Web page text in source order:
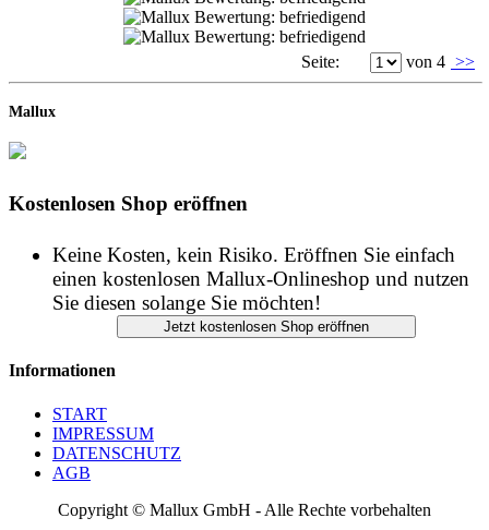
Seite: von 4 >>
Mallux
Kostenlosen Shop eröffnen
Keine Kosten, kein Risiko. Eröffnen Sie einfach
einen kostenlosen Mallux-Onlineshop und nutzen
Sie diesen solange Sie möchten!
Informationen
START
IMPRESSUM
DATENSCHUTZ
AGB
Copyright © Mallux GmbH - Alle Rechte vorbehalten